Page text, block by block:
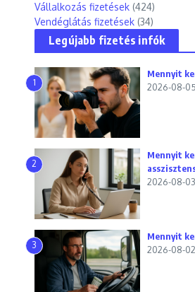
Vállalkozás fizetések (424)
Vendéglátás fizetések (34)
Legújabb fizetés infók
1
Mennyit
2026-08-05
2
Mennyit
2026-08-03
3
Mennyit
2026-08-02